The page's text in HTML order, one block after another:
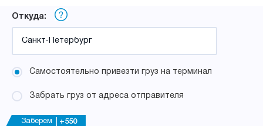
Откуда:
Самостоятельно привезти груз на терминал
Забрать груз от адреса отправителя
Заберем
+550